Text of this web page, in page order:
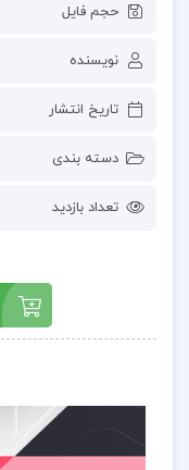
حجم فایل
نویسنده
تاریخ انتشار
دسته بندی
تعداد بازدید